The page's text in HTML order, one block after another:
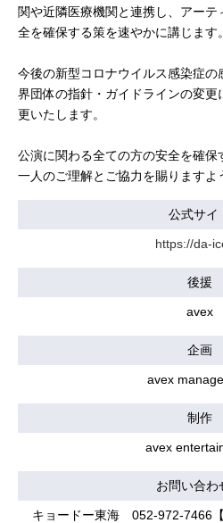
関や近隣医療機関と連携し、アー
全を確保する策を速やかに講じます。
今後の新型コロナウイルス感染症
界団体の指針・ガイドラインの変
更いたします。
公演に関わる全ての方の安全を確
一人のご理解とご協力を賜りますよ
公式サイ
https://da-
後援
avex
企画
avex
制作
avex
お問い合わ
キョードー東海 052-972-7466